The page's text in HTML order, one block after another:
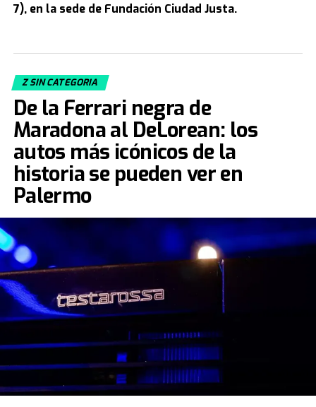
7), en la sede de Fundación Ciudad Justa.
Z SIN CATEGORIA
De la Ferrari negra de
Maradona al DeLorean: los
autos más icónicos de la
historia se pueden ver en
Palermo